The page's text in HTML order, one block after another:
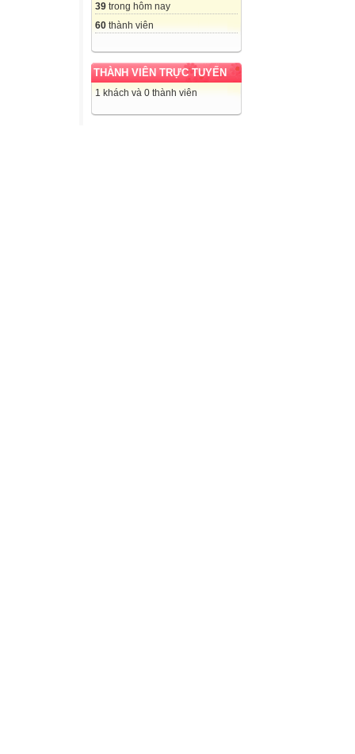
39 trong hôm nay
60 thành viên
THÀNH VIÊN TRỰC TUYẾN
1 khách và 0 thành viên